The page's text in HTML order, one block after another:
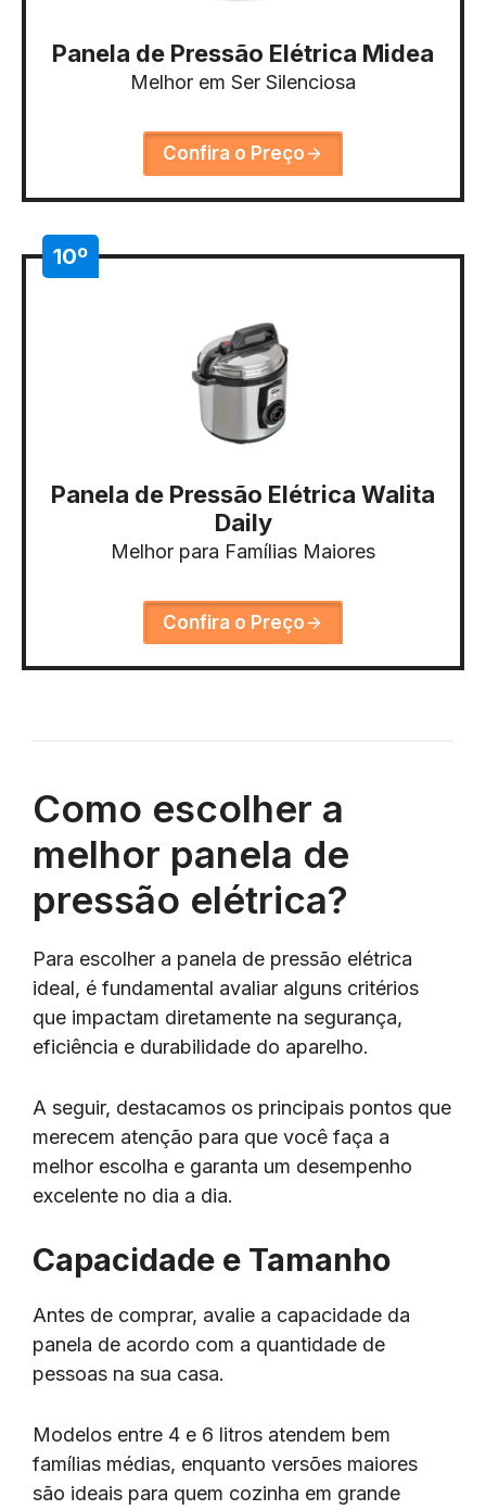
Panela de Pressão Elétrica Midea
Melhor em Ser Silenciosa
Confira o Preço
10º
Panela de Pressão Elétrica Walita
Daily
Melhor para Famílias Maiores
Confira o Preço
Como escolher a
melhor panela de
pressão elétrica?
Para escolher a panela de pressão elétrica
ideal, é fundamental avaliar alguns critérios
que impactam diretamente na segurança,
eficiência e durabilidade do aparelho.
A seguir, destacamos os principais pontos que
merecem atenção para que você faça a
melhor escolha e garanta um desempenho
excelente no dia a dia.
Capacidade e Tamanho
Antes de comprar, avalie a capacidade da
panela de acordo com a quantidade de
pessoas na sua casa.
Modelos entre 4 e 6 litros atendem bem
famílias médias, enquanto versões maiores
são ideais para quem cozinha em grande